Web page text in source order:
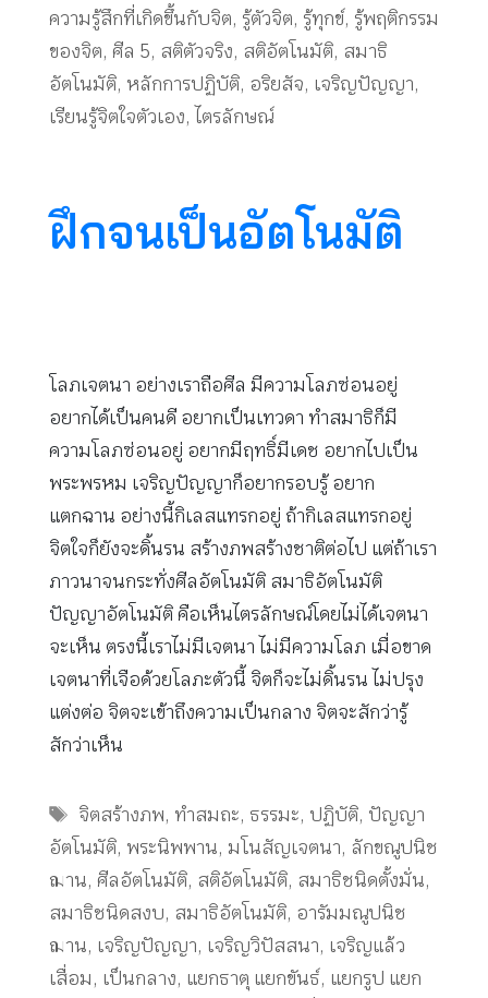
ความรู้สึกที่เกิดขึ้นกับจิต, รู้ตัวจิต, รู้ทุกข์, รู้พฤติกรรม
ของจิต, ศีล 5, สติตัวจริง, สติอัตโนมัติ, สมาธิ
อัตโนมัติ, หลักการปฏิบัติ, อริยสัจ, เจริญปัญญา,
เรียนรู้จิตใจตัวเอง, ไตรลักษณ์
ฝึกจนเป็นอัตโนมัติ
โลภเจตนา อย่างเราถือศีล มีความโลภซ่อนอยู่
อยากได้เป็นคนดี อยากเป็นเทวดา ทำสมาธิก็มี
ความโลภซ่อนอยู่ อยากมีฤทธิ์มีเดช อยากไปเป็น
พระพรหม เจริญปัญญาก็อยากรอบรู้ อยาก
แตกฉาน อย่างนี้กิเลสแทรกอยู่ ถ้ากิเลสแทรกอยู่
จิตใจก็ยังจะดิ้นรน สร้างภพสร้างชาติต่อไป แต่ถ้าเรา
ภาวนาจนกระทั่งศีลอัตโนมัติ สมาธิอัตโนมัติ
ปัญญาอัตโนมัติ คือเห็นไตรลักษณ์โดยไม่ได้เจตนา
จะเห็น ตรงนี้เราไม่มีเจตนา ไม่มีความโลภ เมื่อขาด
เจตนาที่เจือด้วยโลภะตัวนี้ จิตก็จะไม่ดิ้นรน ไม่ปรุง
แต่งต่อ จิตจะเข้าถึงความเป็นกลาง จิตจะสักว่ารู้
สักว่าเห็น
Tags
จิตสร้างภพ, ทำสมถะ, ธรรมะ, ปฏิบัติ, ปัญญา
อัตโนมัติ, พระนิพพาน, มโนสัญเจตนา, ลักขณูปนิช
ฌาน, ศีลอัตโนมัติ, สติอัตโนมัติ, สมาธิชนิดตั้งมั่น,
สมาธิชนิดสงบ, สมาธิอัตโนมัติ, อารัมมณูปนิช
ฌาน, เจริญปัญญา, เจริญวิปัสสนา, เจริญแล้ว
เสื่อม, เป็นกลาง, แยกธาตุ แยกขันธ์, แยกรูป แยก